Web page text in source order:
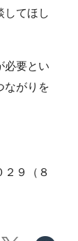
してほし
必要とい
ながりを
９（８